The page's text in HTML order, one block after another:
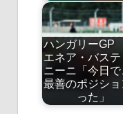
ハンガリーGP
エネア・バステ
ニーニ「今日で
最善のポジシ
った」